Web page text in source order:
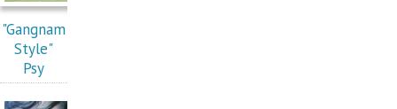
"Gangnam
Style"
Psy